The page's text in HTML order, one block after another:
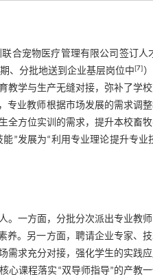
合宠物医疗管理有限公司签订人
、分批地送到企业基层岗位中[7]
教学与生产无缝对接，弥补了学
专业教师根据市场发展的需求调
全方位实训的需求，提升本校畜
”发展为“利用专业理论提升专业
。一方面，分批分次派出专业教
养。另一方面，聘请企业专家、
需求充分对接，强化学生的实践
心课程落实“双导师指导”的产教